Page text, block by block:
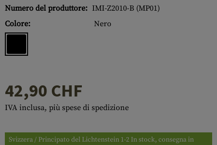
Numero del produttore: IMI-Z2010-B (MP01)
Colore:
Nero
42,90 CHF
IVA inclusa, più spese di spedizione
Svizzera / Principato del Lichtenstein 1-2 In stock, consegna in